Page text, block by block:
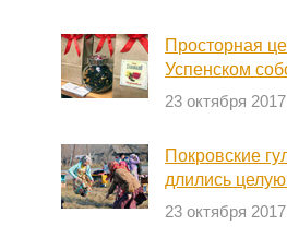
Просторная
Успенском
23 октября 2017
Покровские
длились
23 октября 2017